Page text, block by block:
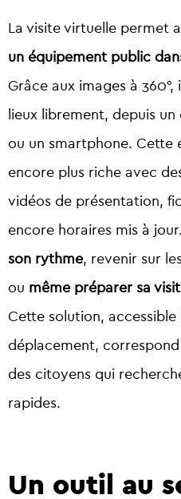
La visite virtuelle permet
un équipement public
Grâce aux images à
lieux librement, depuis
ou un smartphone. Cette
encore plus riche avec
vidéos de présentation,
encore horaires mis à
son rythme, revenir sur
ou même préparer sa
Cette solution,
déplacement,
des citoyens qui
rapides.
Un outil au